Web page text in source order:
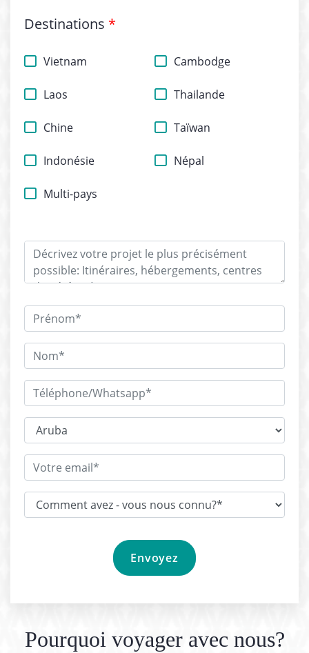
Destinations *
Vietnam Cambodge
Laos Thailande
Chine Taïwan
Indonésie Népal
Multi-pays
Pourquoi voyager avec nous?